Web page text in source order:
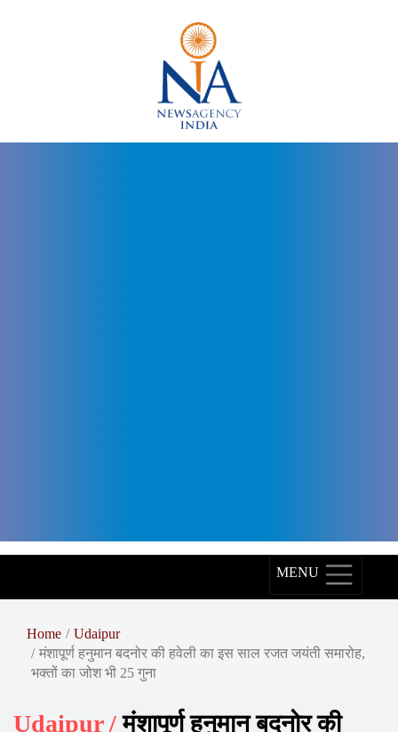
and
Arth
Group,
World
Holder,
MENU
Home
Udaipur
मंशापूर्ण हनुमान बदनोर की हवेली का इस साल रजत जयंती समारोह,
भक्तों का जोश भी 25 गुना
Udaipur /मंशापूर्ण हनुमान बदनोर की